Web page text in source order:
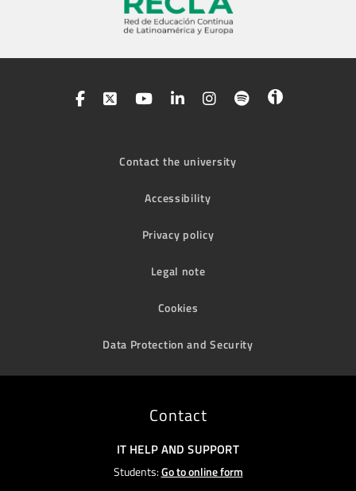
Contact the university
Accessibility
Privacy policy
Legal note
Cookies
Data Protection and Security
Contact
IT HELP AND SUPPORT
Students:Go to online form